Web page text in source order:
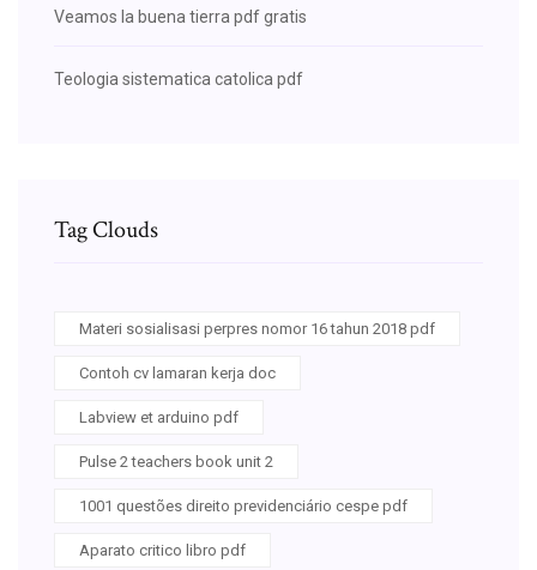
Veamos la buena tierra pdf gratis
Teologia sistematica catolica pdf
Tag Clouds
Materi sosialisasi perpres nomor 16 tahun 2018 pdf
Contoh cv lamaran kerja doc
Labview et arduino pdf
Pulse 2 teachers book unit 2
1001 questões direito previdenciário cespe pdf
Aparato critico libro pdf